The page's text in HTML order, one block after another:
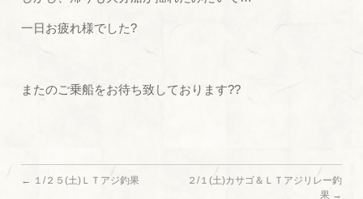
一日お疲れ様でした?
またのご乗船をお待ち致しております??
← １/２５(土)ＬＴアジ釣果
２/１(土)カサゴ＆ＬＴアジリレー釣
果 →